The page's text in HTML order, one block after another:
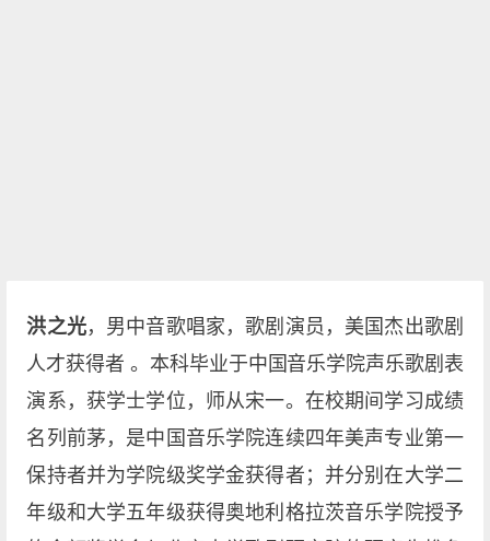
洪之光，男中音歌唱家，歌剧演员，美国杰出歌剧
人才获得者 。本科毕业于中国音乐学院声乐歌剧表
演系，获学士学位，师从宋一。在校期间学习成绩
名列前茅，是中国音乐学院连续四年美声专业第一
保持者并为学院级奖学金获得者；并分别在大学二
年级和大学五年级获得奥地利格拉茨音乐学院授予